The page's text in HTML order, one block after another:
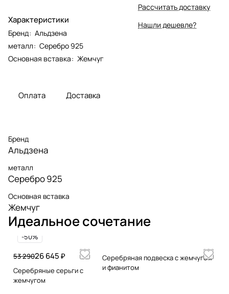
Характеристики
Бренд: Альдзена
металл: Серебро 925
Основная вставка: Жемчуг
Рассчитать доставку
Нашли дешевле?
Оплата Доставка
Бренд
Альдзена
металл
Серебро 925
Основная вставка
Жемчуг
Идеальное сочетание
-50%
26 645 ₽
53 290
Серебряные серьги с
жемчугом
Серебряная подвеска с жемчугом
и фианитом